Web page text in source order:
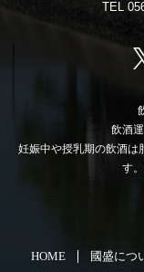
TEL
飲酒
妊娠中や授乳期の飲酒は
す
HOME 國盛につ